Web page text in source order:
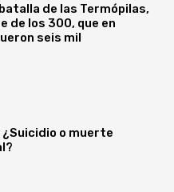
de las Termópilas,
de los 300, que en
seis mil
¿Suicidio o muerte